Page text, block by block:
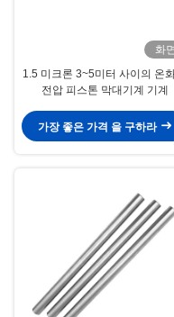
화면
1.5 미크론 3~5미터 사이의 온
전압 피스톤 막대기계 기계
가장 좋은 가격 을 구하라